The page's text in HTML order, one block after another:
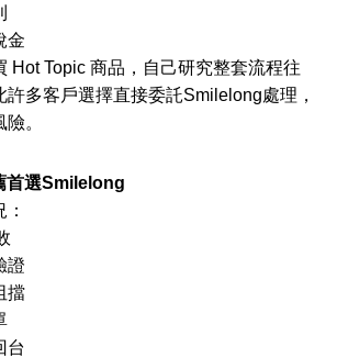
金
Hot Topic 商品，自己研究整套流程往
多客戶選擇直接委託Smilelong處理，
。
首選Smilelong
證
擋
台